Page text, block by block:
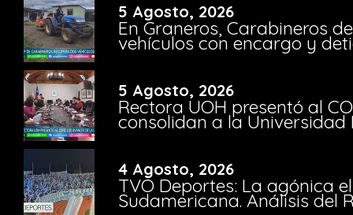
5 Agosto, 2026
En Graneros, Carabineros
vehículos con encargo y
5 Agosto, 2026
Rectora UOH presentó al
consolidan a la Universidad
4 Agosto, 2026
TVO Deportes: La agónica
Sudamericana. Análisis del